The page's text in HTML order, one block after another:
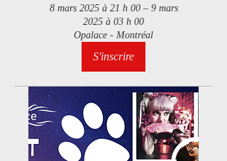
8 mars 2025 à 21 h 00 – 9 mars
2025 à 03 h 00
Opalace - Montréal
S'inscrire